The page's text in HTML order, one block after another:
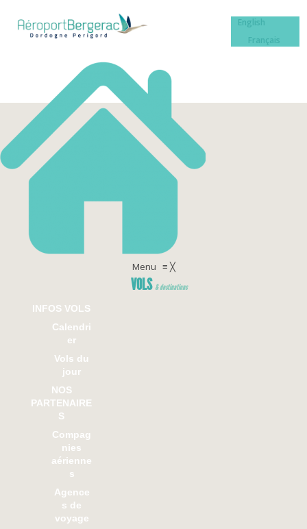
English
Français
Menu ≡╳
VOLS & destinations
INFOS VOLS
Calendri
er
Vols du
jour
NOS
PARTENAIRE
S
Compag
nies
aérienne
s
Agence
s de
voyage